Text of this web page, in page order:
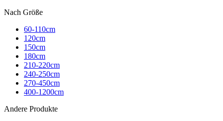
Nach Größe
60-110cm
120cm
150cm
180cm
210-220cm
240-250cm
270-450cm
400-1200cm
Andere Produkte